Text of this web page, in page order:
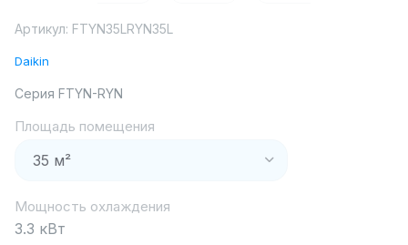
Артикул: FTYN35LRYN35L
Daikin
Серия FTYN-RYN
Площадь помещения
Мощность охлаждения
3.3 кВт